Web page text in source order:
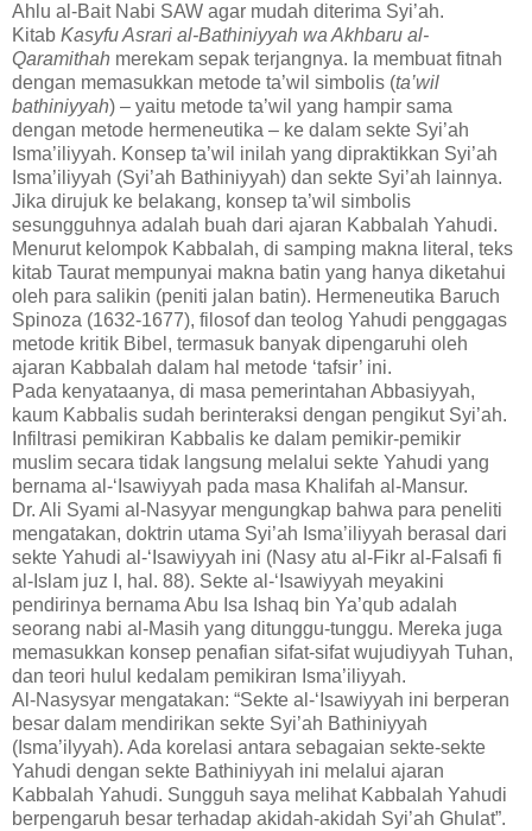
Ahlu al-Bait Nabi SAW agar mudah diterima Syi’ah.
Kitab Kasyfu Asrari al-Bathiniyyah wa Akhbaru al-
Qaramithah merekam sepak terjangnya. Ia membuat fitnah
dengan memasukkan metode ta’wil simbolis (ta’wil
bathiniyyah) – yaitu metode ta’wil yang hampir sama
dengan metode hermeneutika – ke dalam sekte Syi’ah
Isma’iliyyah. Konsep ta’wil inilah yang dipraktikkan Syi’ah
Isma’iliyyah (Syi’ah Bathiniyyah) dan sekte Syi’ah lainnya.
Jika dirujuk ke belakang, konsep ta’wil simbolis
sesungguhnya adalah buah dari ajaran Kabbalah Yahudi.
Menurut kelompok Kabbalah, di samping makna literal, teks
kitab Taurat mempunyai makna batin yang hanya diketahui
oleh para salikin (peniti jalan batin). Hermeneutika Baruch
Spinoza (1632-1677), filosof dan teolog Yahudi penggagas
metode kritik Bibel, termasuk banyak dipengaruhi oleh
ajaran Kabbalah dalam hal metode ‘tafsir’ ini.
Pada kenyataanya, di masa pemerintahan Abbasiyyah,
kaum Kabbalis sudah berinteraksi dengan pengikut Syi’ah.
Infiltrasi pemikiran Kabbalis ke dalam pemikir-pemikir
muslim secara tidak langsung melalui sekte Yahudi yang
bernama al-‘Isawiyyah pada masa Khalifah al-Mansur.
Dr. Ali Syami al-Nasyyar mengungkap bahwa para peneliti
mengatakan, doktrin utama Syi’ah Isma’iliyyah berasal dari
sekte Yahudi al-‘Isawiyyah ini (Nasy atu al-Fikr al-Falsafi fi
al-Islam juz I, hal. 88). Sekte al-‘Isawiyyah meyakini
pendirinya bernama Abu Isa Ishaq bin Ya’qub adalah
seorang nabi al-Masih yang ditunggu-tunggu. Mereka juga
memasukkan konsep penafian sifat-sifat wujudiyyah Tuhan,
dan teori hulul kedalam pemikiran Isma’iliyyah.
Al-Nasysyar mengatakan: “Sekte al-‘Isawiyyah ini berperan
besar dalam mendirikan sekte Syi’ah Bathiniyyah
(Isma’ilyyah). Ada korelasi antara sebagaian sekte-sekte
Yahudi dengan sekte Bathiniyyah ini melalui ajaran
Kabbalah Yahudi. Sungguh saya melihat Kabbalah Yahudi
berpengaruh besar terhadap akidah-akidah Syi’ah Ghulat”.